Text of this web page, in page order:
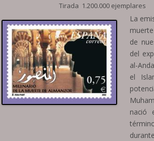
Tirada 1.200.000 ejemplares
La
de
del
al-
el
nació